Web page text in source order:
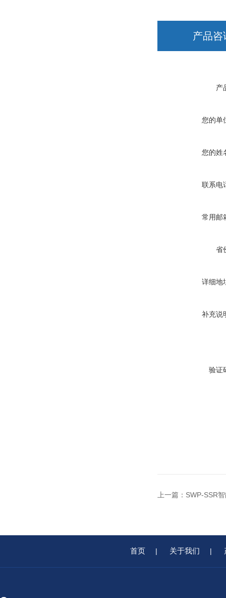
产品咨
产
您的单
您的姓
联系电
常用邮
省
详细地
补充说
验证
上一篇： SWP-SSR
首页 | 关于我们 |